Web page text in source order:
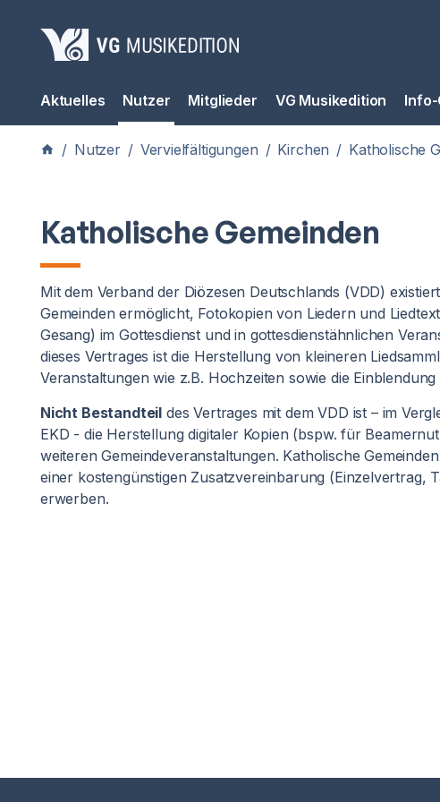
Aktuelles Nutzer Mitglieder VG Musikedition
/ Nutzer / Vervielfältigungen / Kirchen / Katholische
Katholische Gemeinden
Mit dem Verband der Diözesen Deutschlands (VDD)
Gemeinden ermöglicht, Fotokopien von Liedern und
Gesang) im Gottesdienst und in gottesdienstähnlichen
dieses Vertrages ist die Herstellung von kleineren
Veranstaltungen wie z.B. Hochzeiten sowie die
Nicht Bestandteil des Vertrages mit dem VDD ist – im
EKD - die Herstellung digitaler Kopien (bspw. für
weiteren Gemeindeveranstaltungen. Katholische
einer kostengünstigen Zusatzvereinbarung (Einzelvertrag,
erwerben.